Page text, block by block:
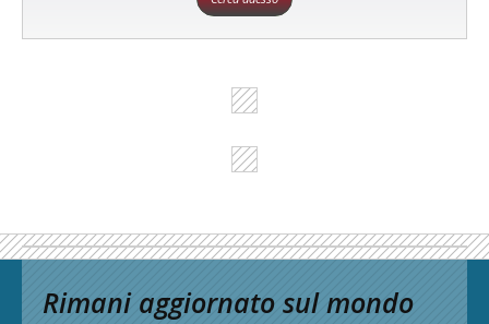
Rimani aggiornato sul mondo